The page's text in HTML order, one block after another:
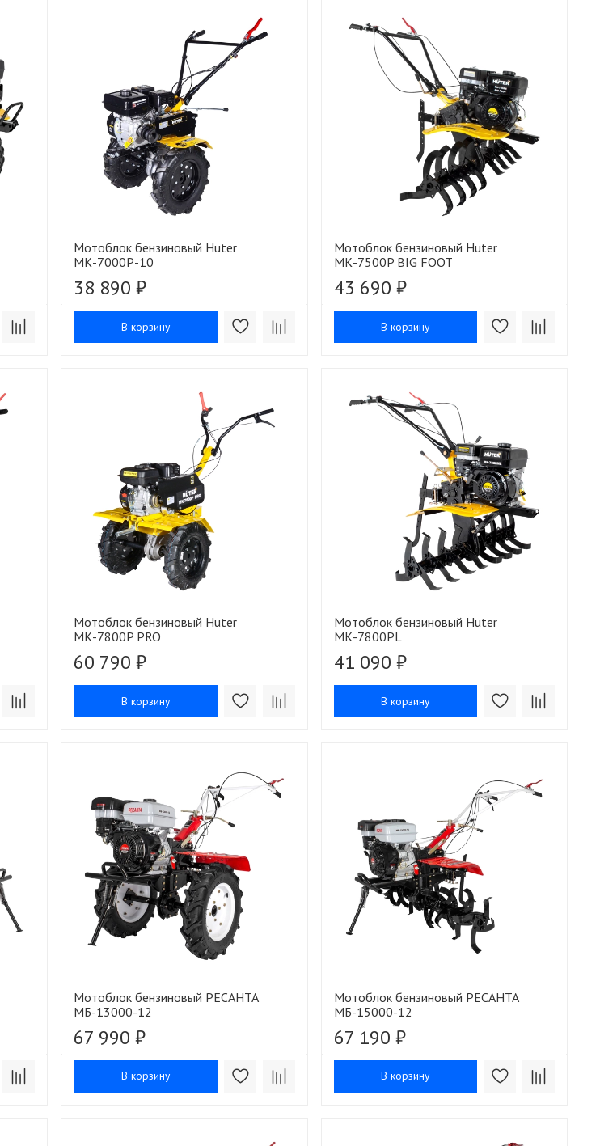
Мотоблок бензиновый Huter
МК-7000P-10
38 890 ₽
В корзину
Мотоблок бензиновый Huter
МК-7500P BIG FOOT
43 690 ₽
В корзину
Мотоблок бензиновый Huter
МК-7800P PRO
60 790 ₽
В корзину
Мотоблок бензиновый Huter
МК-7800PL
41 090 ₽
В корзину
Мотоблок бензиновый РЕСАНТА
МБ-13000-12
67 990 ₽
В корзину
Мотоблок бензиновый РЕСАНТА
МБ-15000-12
67 190 ₽
В корзину